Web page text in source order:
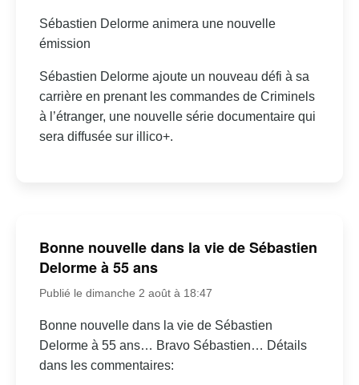
Sébastien Delorme animera une nouvelle
émission
Sébastien Delorme ajoute un nouveau défi à sa
carrière en prenant les commandes de Criminels
à l’étranger, une nouvelle série documentaire qui
sera diffusée sur illico+.
Bonne nouvelle dans la vie de Sébastien
Delorme à 55 ans
Publié le dimanche 2 août à 18:47
Bonne nouvelle dans la vie de Sébastien
Delorme à 55 ans… Bravo Sébastien… Détails
dans les commentaires: